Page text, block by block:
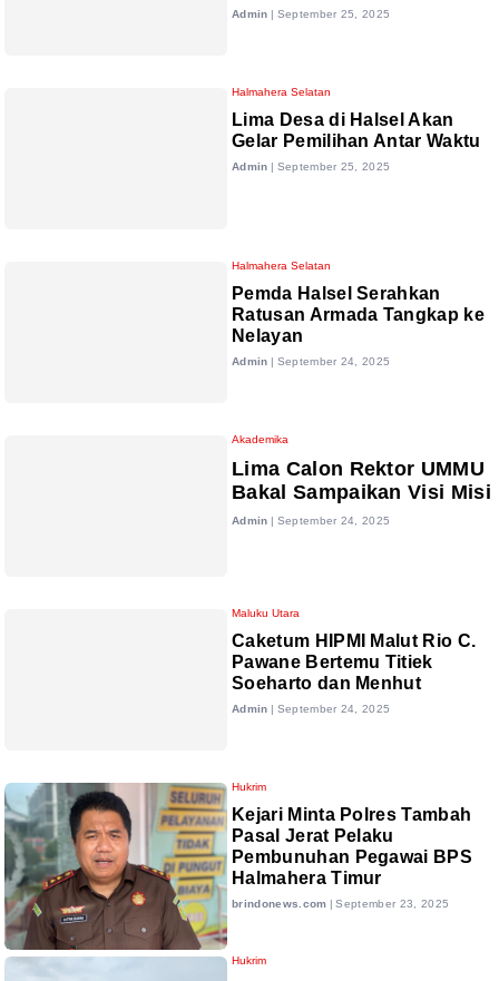
Admin | September 25, 2025
Halmahera Selatan
Lima Desa di Halsel Akan
Gelar Pemilihan Antar Waktu
Admin | September 25, 2025
Halmahera Selatan
Pemda Halsel Serahkan
Ratusan Armada Tangkap ke
Nelayan
Admin | September 24, 2025
Akademika
Lima Calon Rektor UMMU
Bakal Sampaikan Visi Misi
Admin | September 24, 2025
Maluku Utara
Caketum HIPMI Malut Rio C.
Pawane Bertemu Titiek
Soeharto dan Menhut
Admin | September 24, 2025
Hukrim
Kejari Minta Polres Tambah
Pasal Jerat Pelaku
Pembunuhan Pegawai BPS
Halmahera Timur
brindonews.com | September 23, 2025
Hukrim